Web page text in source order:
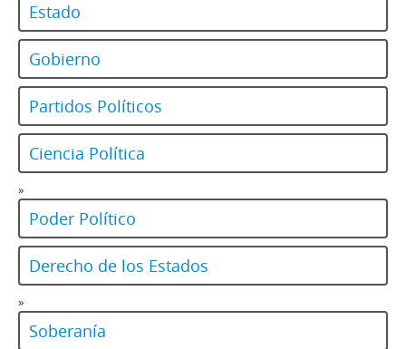
Estado
Gobierno
Partidos Políticos
Ciencia Política
»
Poder Político
Derecho de los Estados
»
Soberanía